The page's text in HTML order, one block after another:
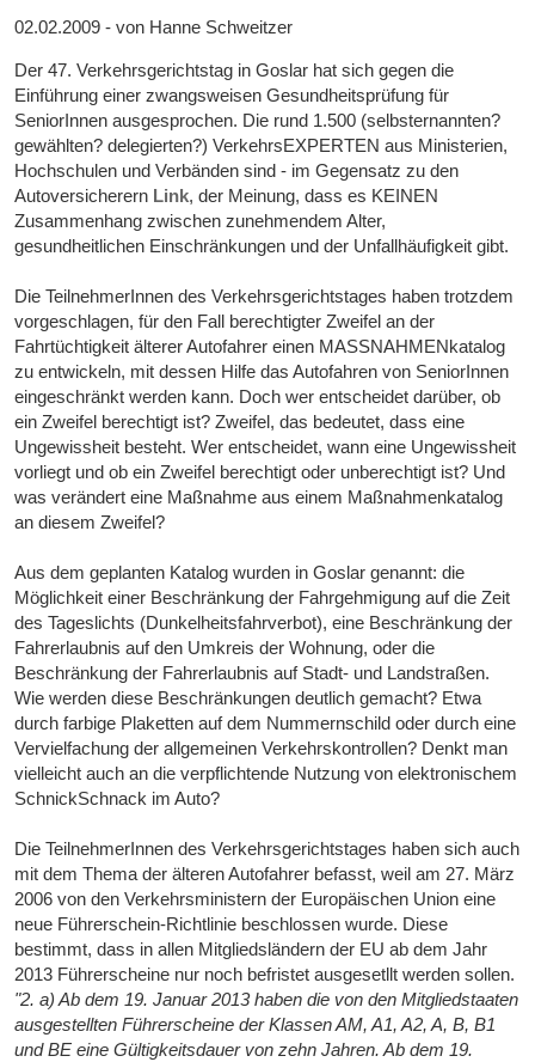
02.02.2009 - von Hanne Schweitzer
Der 47. Verkehrsgerichtstag in Goslar hat sich gegen die
Einführung einer zwangsweisen Gesundheitsprüfung für
SeniorInnen ausgesprochen. Die rund 1.500 (selbsternannten?
gewählten? delegierten?) VerkehrsEXPERTEN aus Ministerien,
Hochschulen und Verbänden sind - im Gegensatz zu den
Autoversicherern Link, der Meinung, dass es KEINEN
Zusammenhang zwischen zunehmendem Alter,
gesundheitlichen Einschränkungen und der Unfallhäufigkeit gibt.
Die TeilnehmerInnen des Verkehrsgerichtstages haben trotzdem
vorgeschlagen, für den Fall berechtigter Zweifel an der
Fahrtüchtigkeit älterer Autofahrer einen MASSNAHMENkatalog
zu entwickeln, mit dessen Hilfe das Autofahren von SeniorInnen
eingeschränkt werden kann. Doch wer entscheidet darüber, ob
ein Zweifel berechtigt ist? Zweifel, das bedeutet, dass eine
Ungewissheit besteht. Wer entscheidet, wann eine Ungewissheit
vorliegt und ob ein Zweifel berechtigt oder unberechtigt ist? Und
was verändert eine Maßnahme aus einem Maßnahmenkatalog
an diesem Zweifel?
Aus dem geplanten Katalog wurden in Goslar genannt: die
Möglichkeit einer Beschränkung der Fahrgehmigung auf die Zeit
des Tageslichts (Dunkelheitsfahrverbot), eine Beschränkung der
Fahrerlaubnis auf den Umkreis der Wohnung, oder die
Beschränkung der Fahrerlaubnis auf Stadt- und Landstraßen.
Wie werden diese Beschränkungen deutlich gemacht? Etwa
durch farbige Plaketten auf dem Nummernschild oder durch eine
Vervielfachung der allgemeinen Verkehrskontrollen? Denkt man
vielleicht auch an die verpflichtende Nutzung von elektronischem
SchnickSchnack im Auto?
Die TeilnehmerInnen des Verkehrsgerichtstages haben sich auch
mit dem Thema der älteren Autofahrer befasst, weil am 27. März
2006 von den Verkehrsministern der Europäischen Union eine
neue Führerschein-Richtlinie beschlossen wurde. Diese
bestimmt, dass in allen Mitgliedsländern der EU ab dem Jahr
2013 Führerscheine nur noch befristet ausgesetllt werden sollen.
"2. a) Ab dem 19. Januar 2013 haben die von den Mitgliedstaaten
ausgestellten Führerscheine der Klassen AM, A1, A2, A, B, B1
und BE eine Gültigkeitsdauer von zehn Jahren. Ab dem 19.